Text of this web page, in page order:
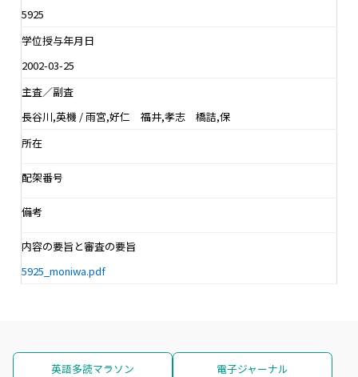
5925
学位授与年月日
2002-03-25
主査／副査
長谷川,英機 / 雨宮,好仁 福井,孝志 橋詰,保
所在
配架番号
備考
内容の要旨と審査の要旨
5925_moniwa.pdf
英語多読マラソン 電子ジャーナル